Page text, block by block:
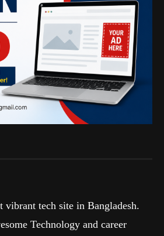
vibrant tech site in Bangladesh.
Technology and career